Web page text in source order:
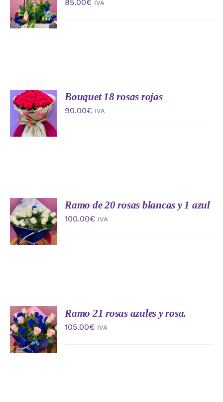
CARRITO
/
DETALLES
85.00€ IVA
AÑADIR
AL
CARRITO
/
DETALLES
Bouquet 18 rosas rojas
90.00€ IVA
AÑADIR
AL
CARRITO
/
DETALLES
Ramo de 20 rosas blancas y 1 azul
100.00€ IVA
AÑADIR
AL
CARRITO
/
DETALLES
Ramo 21 rosas azules y rosa.
105.00€ IVA